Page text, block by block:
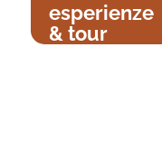
esperienze
& tour